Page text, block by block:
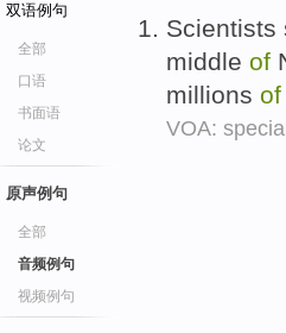
双语例句
全部
口语
书面语
论文
原声例句
全部
音频例句
视频例句
Scientists
middle of
millions of
VOA: